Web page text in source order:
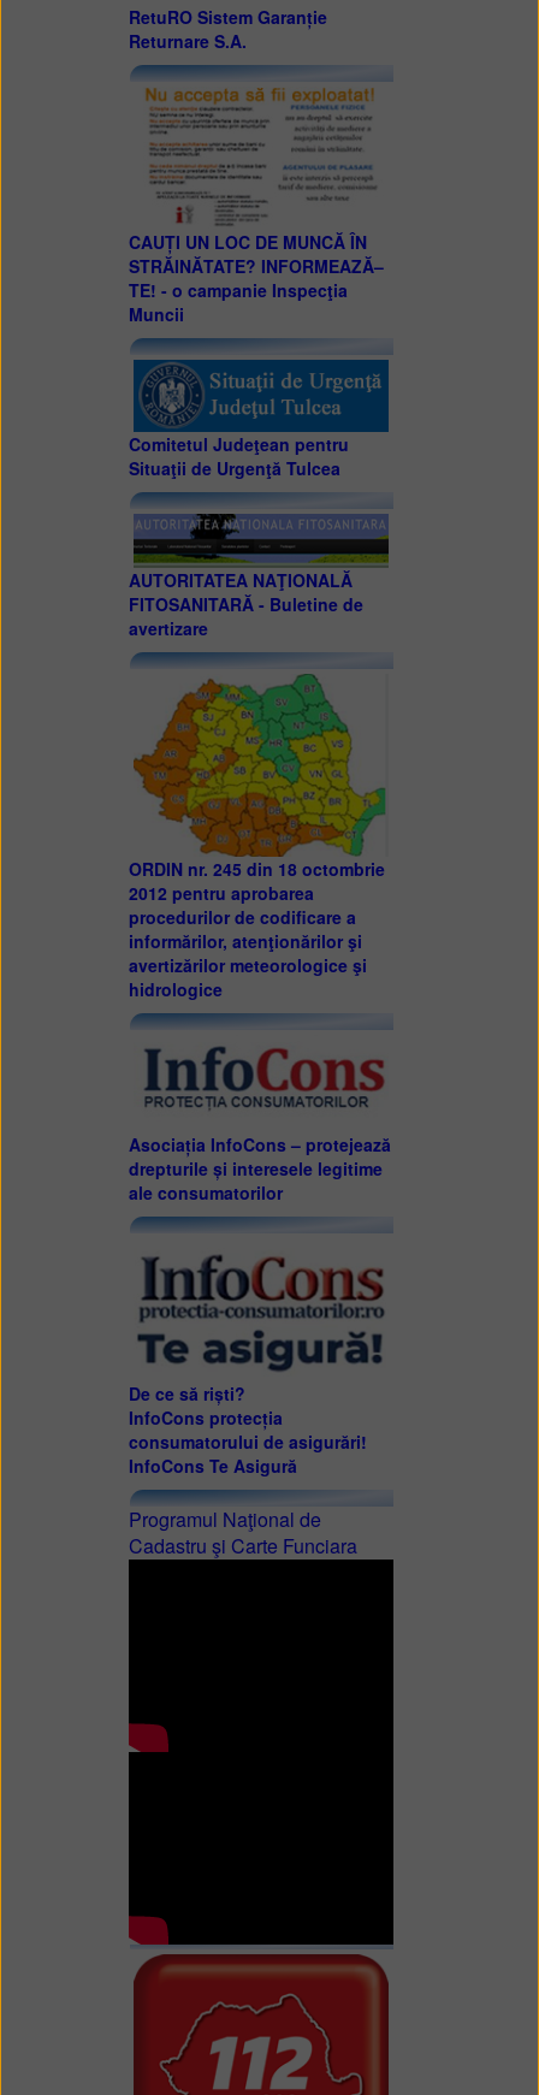
RetuRO Sistem Garanție
Returnare S.A.
CAUȚI UN LOC DE MUNCĂ ÎN
STRĂINĂTATE? INFORMEAZĂ–
TE! - o campanie Inspecţia
Muncii
Comitetul Judeţean pentru
Situaţii de Urgenţă Tulcea
AUTORITATEA NAŢIONALĂ
FITOSANITARĂ - Buletine de
avertizare
ORDIN nr. 245 din 18 octombrie
2012 pentru aprobarea
procedurilor de codificare a
informărilor, atenţionărilor şi
avertizărilor meteorologice şi
hidrologice
Asociația InfoCons – protejează
drepturile și interesele legitime
ale consumatorilor
De ce să riști?
InfoCons protecția
consumatorului de asigurări!
InfoCons Te Asigură
Programul Naţional de
Cadastru şi Carte Funciara